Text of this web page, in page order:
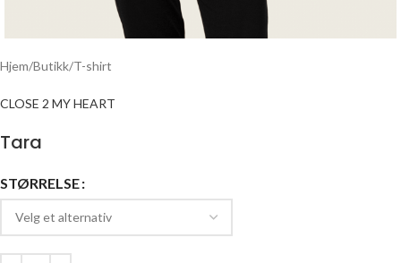
Hjem/Butikk/T-shirt
CLOSE 2 MY HEART
Tara
STØRRELSE